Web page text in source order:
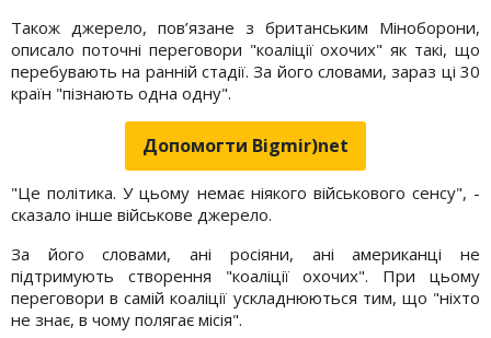
Також джерело, пов’язане з британським Міноборони,
описало поточні переговори "коаліції охочих" як такі, що
перебувають на ранній стадії. За його словами, зараз ці 30
країн "пізнають одна одну".
Допомогти Bigmir)net
"Це політика. У цьому немає ніякого військового сенсу", -
сказало інше військове джерело.
За його словами, ані росіяни, ані американці не
підтримують створення "коаліції охочих". При цьому
переговори в самій коаліції ускладнюються тим, що "ніхто
не знає, в чому полягає місія".